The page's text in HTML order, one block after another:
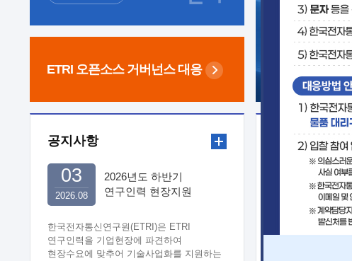
ETRI 오픈소스 거버넌스 대응
공지사항
2026년도 하반기
연구인력 현장지원
한국전자통신연구원(ETRI)은 ETRI
연구인력을 기업현장에 파견하여
현장수요에 맞추어 기술사업화를 지원하는
2026.08
03
보도자료